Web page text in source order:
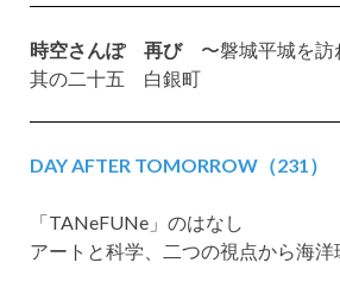
時空さんぽ 再び〜磐城平城を訪
其の二十五 白銀町
DAY AFTER TOMORROW（231）
「TANeFUNe」のはなし
アートと科学、二つの視点から海洋